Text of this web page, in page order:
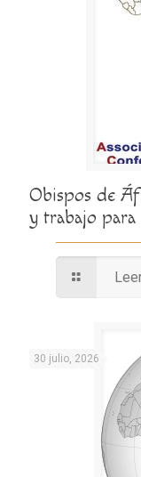
Obispos de
y trabajo para
30 julio, 2026